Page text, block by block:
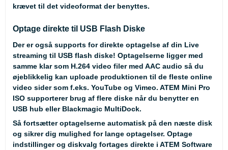
krævet til det videoformat der benyttes.
Optage direkte til USB Flash Diske
Der er også supports for direkte optagelse af din Live
streaming til USB flash diske! Optagelserne ligger med
samme klar som H.264 video filer med AAC audio så du
øjeblikkelig kan uploade produktionen til de fleste online
video sider som f.eks. YouTube og Vimeo. ATEM Mini Pro
ISO supporterer brug af flere diske når du benytter en
USB hub eller Blackmagic MultiDock.
Så fortsætter optagelserne automatisk på den næste disk
og sikrer dig mulighed for lange optagelser. Optage
indstillinger og diskvalg fortages direkte i ATEM Software